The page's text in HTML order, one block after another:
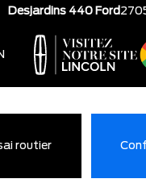
Desjardins 440 Ford
routier